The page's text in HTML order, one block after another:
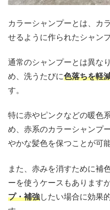
カラーシャンプーとは、カ
せるように作られたシャン
通常のシャンプーとは異な
め、洗うたびに色落ちを軽
す。
特に赤やピンクなどの暖色
め、赤系のカラーシャンプ
やかな髪色を保つことが可能
また、赤みを消すために補
ーを使うケースもあります
プ・補強したい場合に効果